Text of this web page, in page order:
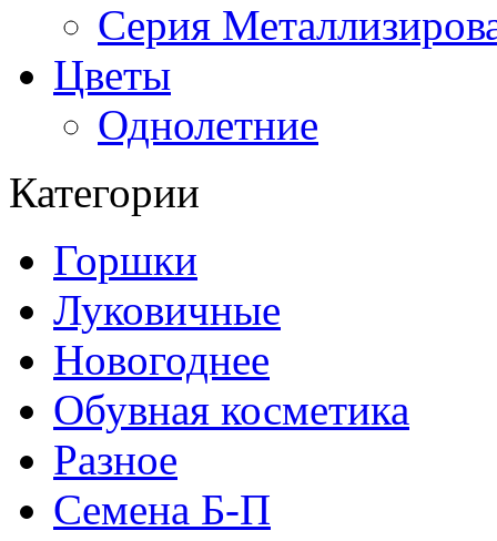
Серия
Цветы
Однолетние
Категории
Горшки
Луковичные
Новогоднее
Обувная косметика
Разное
Семена Б-П